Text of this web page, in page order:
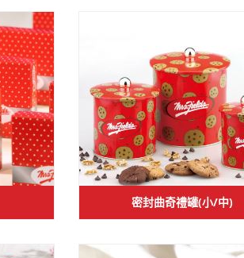
密封曲奇禮罐(小/中)